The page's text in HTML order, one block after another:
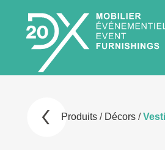
Produits/ Décors/